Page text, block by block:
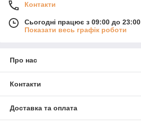
Контакти
Сьогодні працює з 09:00 до 23:00
Показати весь графік роботи
Про нас
Контакти
Доставка та оплата